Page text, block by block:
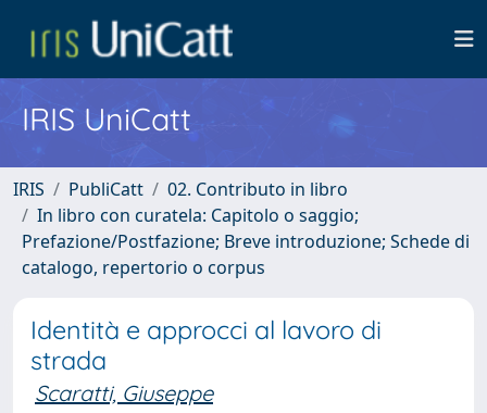
IRIS UniCatt
IRIS PubliCatt
02. Contributo in libro
In libro con curatela: Capitolo o saggio;
Prefazione/Postfazione; Breve introduzione; Schede di
catalogo, repertorio o corpus
Identità e approcci al lavoro di
strada
Scaratti, Giuseppe